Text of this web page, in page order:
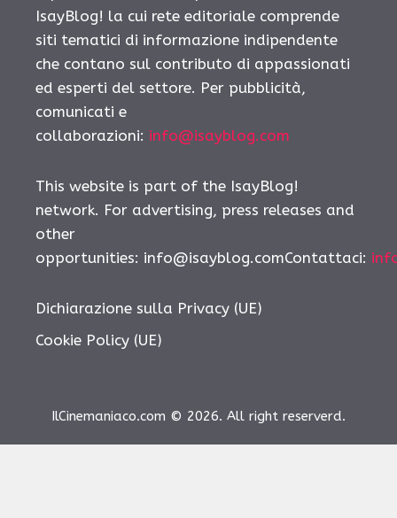
IsayBlog! la cui rete editoriale comprende
siti tematici di informazione indipendente
che contano sul contributo di appassionati
ed esperti del settore. Per pubblicità,
comunicati e
collaborazioni: info@isayblog.com
This website is part of the IsayBlog!
network. For advertising, press releases and
other
opportunities: info@isayblog.comContattaci:
Dichiarazione sulla Privacy (UE)
Cookie Policy (UE)
IlCinemaniaco.com © 2026. All right reserverd.